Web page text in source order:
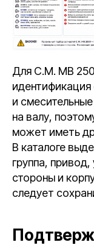
Для C.M. MB
идентификация
и
на валу,
может иметь
В каталоге
группа,
стороны и
следует